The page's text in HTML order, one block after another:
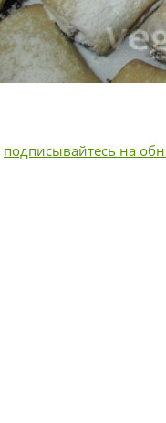
подписывайтесь на